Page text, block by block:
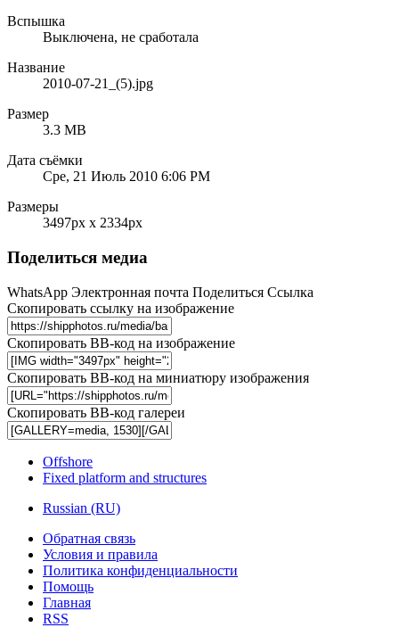
Вспышка
Выключена, не сработала
Название
2010-07-21_(5).jpg
Размер
3.3 MB
Дата съёмки
Сре, 21 Июль 2010 6:06 PM
Размеры
3497px x 2334px
Поделиться медиа
WhatsApp Электронная почта Поделиться Ссылка
Скопировать ссылку на изображение
Скопировать BB-код на изображение
Скопировать BB-код на миниатюру изображения
Скопировать BB-код галереи
Offshore
Fixed platform and structures
Russian (RU)
Обратная связь
Условия и правила
Политика конфиденциальности
Помощь
Главная
RSS